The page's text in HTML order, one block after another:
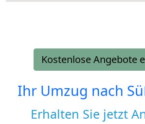
Kostenlose Angebote
Ihr Umzug nach
Erhalten Sie jetzt